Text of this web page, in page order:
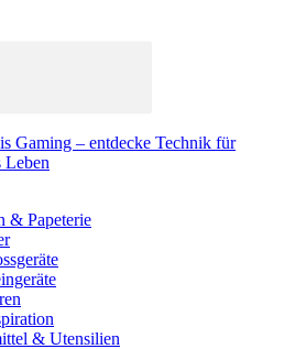
Gaming – entdecke Technik für
Leben
& Papeterie
& Utensilien